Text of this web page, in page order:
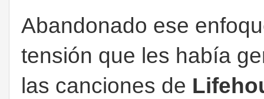
Abandonado ese
tensión que les había
las canciones de